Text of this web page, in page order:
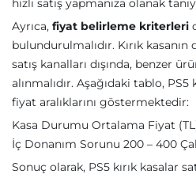
hızlı satış yapmanıza olanak
Ayrıca, fiyat belirleme kriterleri
bulundurulmalıdır. Kırık
satış kanalları dışında, benzer
alınmalıdır. Aşağıdaki tablo, PS5
fiyat aralıklarını göstermektedir:
Kasa Durumu Ortalama Fiyat
İç Donanım Sorunu 200 – 400
Sonuç olarak, PS5 kırık kasalar